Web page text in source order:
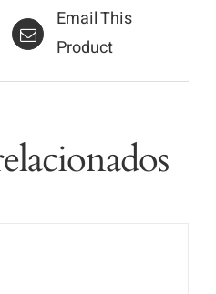
Email This
Product